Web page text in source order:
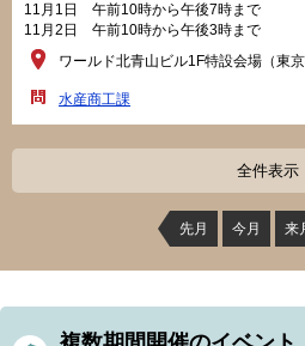
11月1日 午前10時から午後7時まで
11月2日 午前10時から午後3時まで
ワールド北青山ビル1F特設会場（東
水産商工課
全件表示
先月 今月 来